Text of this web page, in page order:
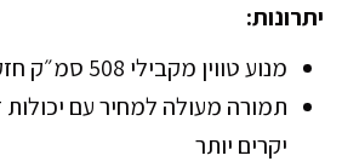
יתרונות:
מנוע טווין מקבילי 508 סמ״ק חזק עם 45.5 כ״ס
תמורה מעולה למחיר עם יכולות
יקרים יותר